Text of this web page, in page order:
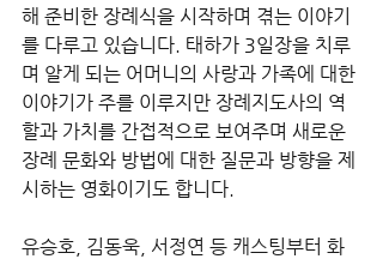
해 준비한 장례식을 시작하며 겪는 이야기
를 다루고 있습니다. 태하가 3일장을 치루
며 알게 되는 어머니의 사랑과 가족에 대한
이야기가 주를 이루지만 장례지도사의 역
할과 가치를 간접적으로 보여주며 새로운
장례 문화와 방법에 대한 질문과 방향을 제
시하는 영화이기도 합니다.
유승호, 김동욱, 서정연 등 캐스팅부터 화